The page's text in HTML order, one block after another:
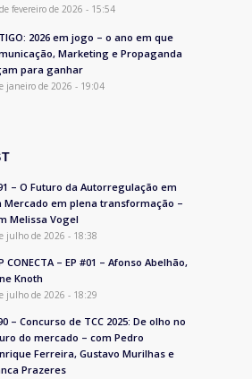
fevereiro de 2026 - 15:54
2026 em jogo – o ano em que
Marketing e Propaganda
para ganhar
janeiro de 2026 - 19:04
– O Futuro da Autorregulação em
Mercado em plena transformação –
Melissa Vogel
julho de 2026 - 18:38
CONECTA – EP #01 – Afonso Abelhão,
Knoth
julho de 2026 - 18:29
– Concurso de TCC 2025: De olho no
do mercado – com Pedro
Ferreira, Gustavo Murilhas e
Prazeres